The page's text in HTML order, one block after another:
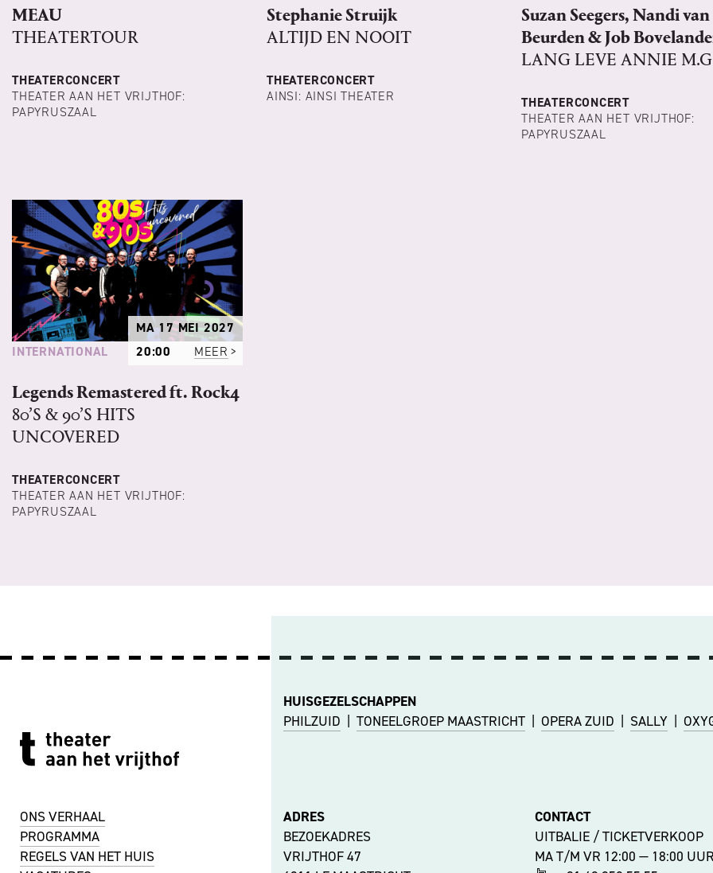
MEAU
THEATERTOUR
THEATERCONCERT
THEATER AAN HET VRIJTHOF:
PAPYRUSZAAL
Stephanie Struijk
ALTIJD EN NOOIT
THEATERCONCERT
AINSI: AINSI THEATER
Suzan Seegers, Nandi van
Beurden & Job
LANG LEVE ANNIE
THEATERCONCERT
THEATER AAN HET VRIJTHOF:
PAPYRUSZAAL
INTERNATIONAL
MA 17 MEI 2027
20:00
MEER
Legends Remastered ft. Rock4
80’S & 90’S HITS
UNCOVERED
THEATERCONCERT
THEATER AAN HET VRIJTHOF:
PAPYRUSZAAL
ONS VERHAAL
PROGRAMMA
REGELS VAN HET HUIS
HUISGEZELSCHAPPEN
PHILZUID | TONEELGROEP MAASTRICHT | OPERA ZUID | SALLY |
ADRES
BEZOEKADRES
VRIJTHOF 47
CONTACT
UITBALIE / TICKETVERKOOP
MA T/M VR 12:00 — 18:00